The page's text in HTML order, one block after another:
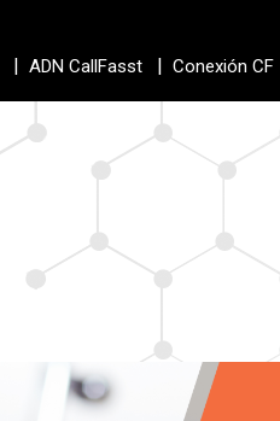
| ADN CallFasst | Conexión CF